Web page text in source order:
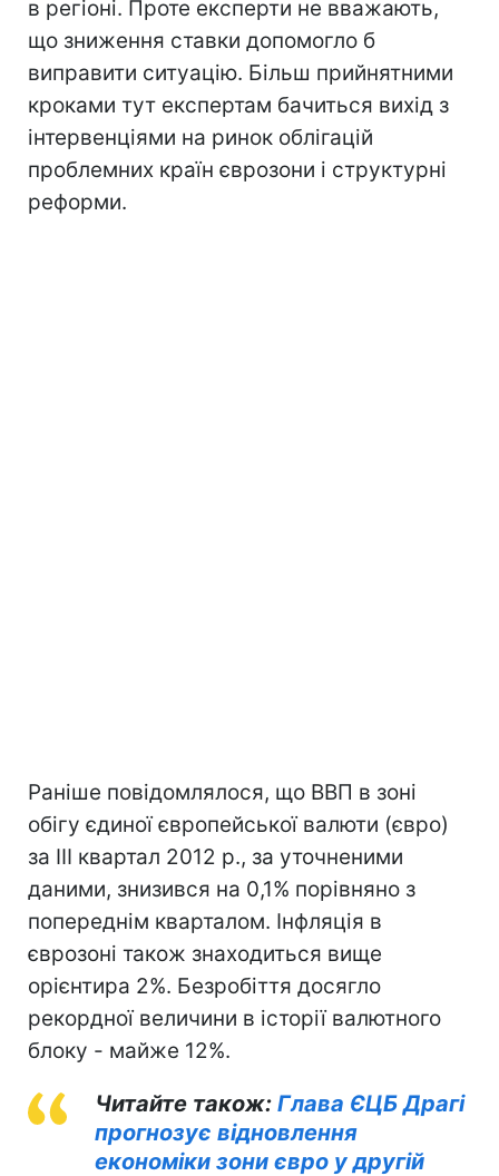
в регіоні. Проте експерти не вважають,
що зниження ставки допомогло б
виправити ситуацію. Більш прийнятними
кроками тут експертам бачиться вихід з
інтервенціями на ринок облігацій
проблемних країн єврозони і структурні
реформи.
Раніше повідомлялося, що ВВП в зоні
обігу єдиної європейської валюти (євро)
за III квартал 2012 р., за уточненими
даними, знизився на 0,1% порівняно з
попереднім кварталом. Інфляція в
єврозоні також знаходиться вище
орієнтира 2%. Безробіття досягло
рекордної величини в історії валютного
блоку - майже 12%.
Читайте також: Глава ЄЦБ Драгі
прогнозує відновлення
економіки зони євро у другій